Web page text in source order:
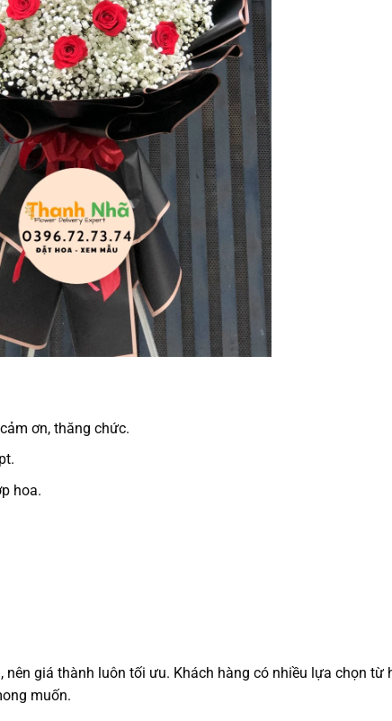
ơn, thăng chức.
hoa.
giá thành luôn tối ưu. Khách hàng có nhiều lựa chọn từ
muốn.